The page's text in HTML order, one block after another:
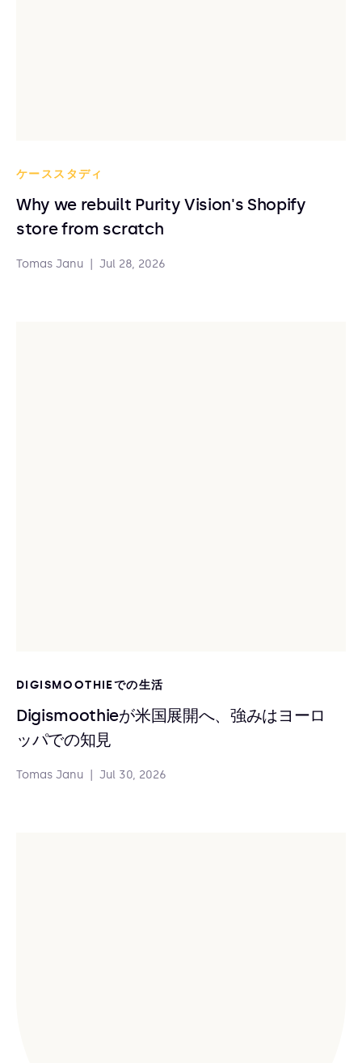
ケーススタディ
Why we rebuilt Purity Vision's Shopify
store from scratch
Tomas Janu Jul 28, 2026
DIGISMOOTHIEでの生活
Digismoothieが米国展開へ、強みはヨーロ
ッパでの知見
Tomas Janu Jul 30, 2026